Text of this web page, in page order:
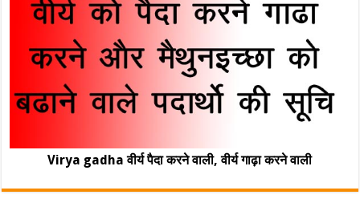
Virya gadha वीर्य पैदा करने वाली, वीर्य गाढ़ा करने वाली